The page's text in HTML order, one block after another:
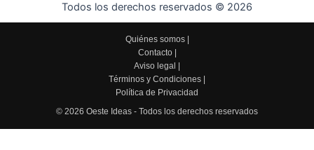
Todos los derechos reservados © 2026
Quiénes somos|
Contacto|
Aviso legal
Términos y Condiciones
Política de Privacidad
© 2026 Oeste Ideas - Todos los derechos reservados